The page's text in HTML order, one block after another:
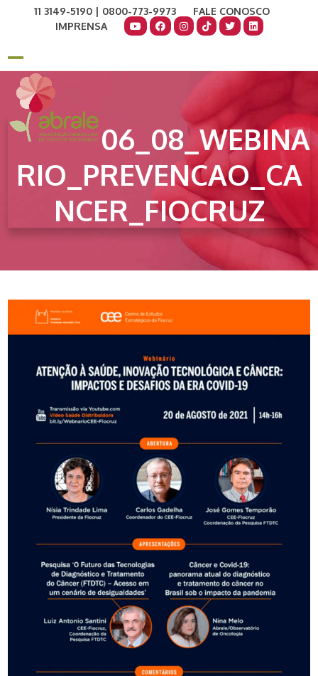
11 3149-5190 | 0800-773-9973
FALE CONOSCO
IMPRENSA
Open
mobile
menu
Close
mobile
menu
06_08_WEBINA
RIO_PREVENCAO_CA
NCER_FIOCRUZ